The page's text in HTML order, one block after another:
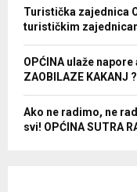
Turistička zajednica
turističkim
OPĆINA ulaže
ZAOBILAZE KAKANJ ?
Ako ne radimo, ne
svi! OPĆINA SUTRA